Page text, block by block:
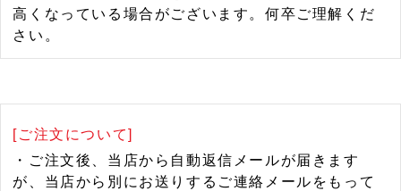
高くなっている場合がございます。何卒ご理解くだ
さい。
[ご注文について]
・ご注文後、当店から自動返信メールが届きます
が、当店から別にお送りするご連絡メールをもって